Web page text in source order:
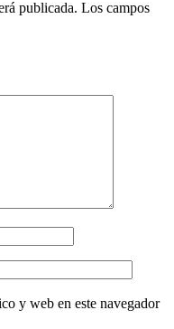
publicada. Los campos
y web en este navegador